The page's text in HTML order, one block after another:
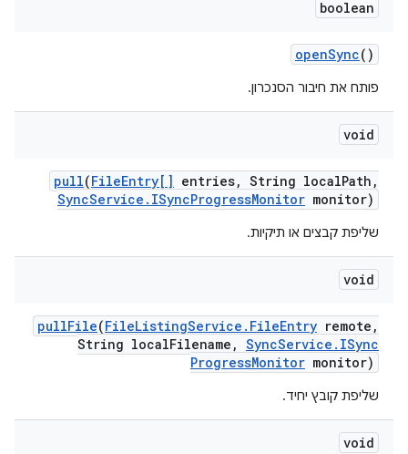
boolean
openSync()
פותח את חיבור הסנכרון.
void
pull(FileEntry[] entries, String localPath ,
SyncService . ISyncProgressMonitor monitor)
שליפת קבצים או תיקיות.
void
pullFile(FileListingService . FileEntry remote ,
String localFilename , SyncService . ISync
ProgressMonitor monitor)
שליפת קובץ יחיד.
void